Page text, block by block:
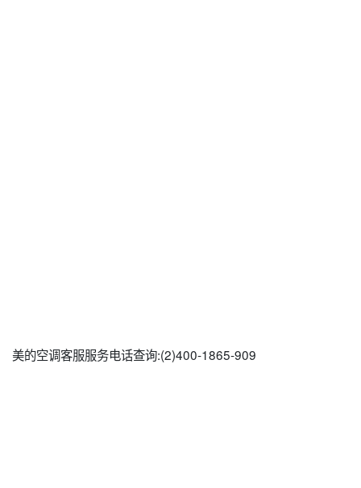
美的空调客服服务电话查询:(2)400-1865-909